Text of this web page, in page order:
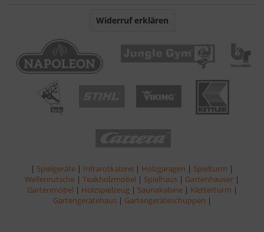
Widerruf erklären
| Spielgeräte | Infrarotkabine | Holzgaragen | Spielturm |
Wellenrutsche | Teakholzmöbel | Spielhaus | Gartenhäuser |
Gartenmöbel | Holzspielzeug | Saunakabine | Kletterturm |
Gartengerätehaus | Gartengeräteschuppen |